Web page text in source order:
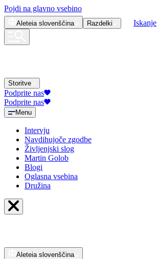
Pojdi na glavno vsebino
Aleteia slovenščina Razdelki Iskanje
Storitve
Podprite nas
Podprite nas
Menu
Intervju
Navdihujoče zgodbe
Življenjski slog
Martin Golob
Blogi
Oglasna vsebina
Družina
Aleteia slovenščina